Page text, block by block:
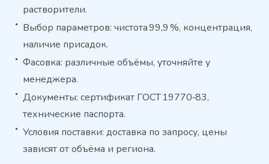
растворители.
Выбор параметров: чистота 99,9 %, концентрация,
наличие присадок.
Фасовка: различные объёмы, уточняйте у
менеджера.
Документы: сертификат ГОСТ 19770‑83,
технические паспорта.
Условия поставки: доставка по запросу, цены
зависят от объёма и региона.